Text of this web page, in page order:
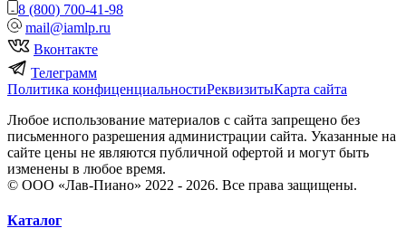
8 (800) 700-41-98
mail@iamlp.ru
Вконтакте
Телеграмм
Политика конфиценциальностиРеквизитыКарта сайта
Любое использование материалов с сайта запрещено без
письменного разрешения администрации сайта. Указанные на
сайте цены не являются публичной офертой и могут быть
изменены в любое время.
© ООО «Лав-Пиано» 2022 - 2026. Все права защищены.
Каталог